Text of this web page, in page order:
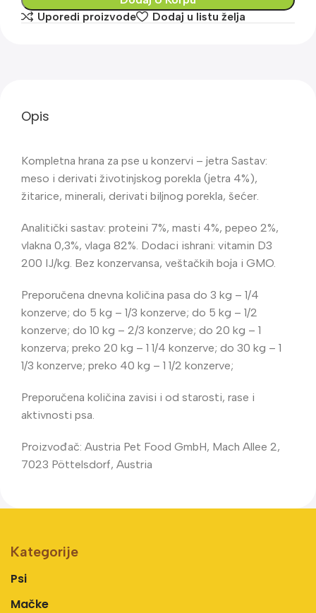
Uporedi proizvode
Dodaj u listu želja
Opis
Kompletna hrana za pse u konzervi – jetra Sastav:
meso i derivati životinjskog porekla (jetra 4%),
žitarice, minerali, derivati biljnog porekla, šećer.
Analitički sastav: proteini 7%, masti 4%, pepeo 2%,
vlakna 0,3%, vlaga 82%. Dodaci ishrani: vitamin D3
200 IJ/kg. Bez konzervansa, veštačkih boja i GMO.
Preporučena dnevna količina pasa do 3 kg – 1/4
konzerve; do 5 kg – 1/3 konzerve; do 5 kg – 1/2
konzerve; do 10 kg – 2/3 konzerve; do 20 kg – 1
konzerva; preko 20 kg – 1 1/4 konzerve; do 30 kg – 1
1/3 konzerve; preko 40 kg – 1 1/2 konzerve;
Preporučena količina zavisi i od starosti, rase i
aktivnosti psa.
Proizvođač: Austria Pet Food GmbH, Mach Allee 2,
7023 Pöttelsdorf, Austria
Kategorije
Psi
Mačke